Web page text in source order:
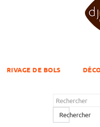
DÉCOUVREZ DES
Rechercher